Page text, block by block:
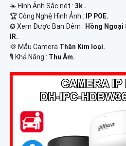
☀️ Hình Ảnh Sắc nét : 3k .
🏆 Công Nghệ Hình Ảnh :
IP POE.
✪ Xem Được Ban Đêm : Hồng Ngoại
IR.
💢 Mẫu Camera Thân Kim loại.
️🎙 Khả Năng : Thu Âm.